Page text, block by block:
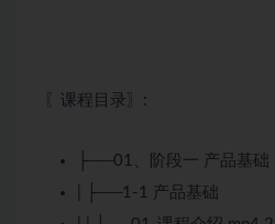
〖课程目录〗:
├──01、阶段一 产品基础
| ├──1-1 产品基础